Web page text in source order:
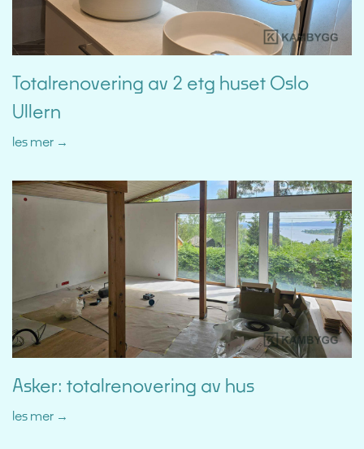
Totalrenovering av 2 etg huset Oslo
Ullern
les mer
Asker: totalrenovering av hus
les mer